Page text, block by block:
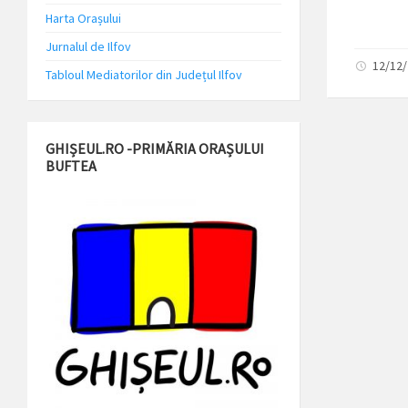
12/
Harta Orașului
Jurnalul de Ilfov
Tabloul Mediatorilor din Județul Ilfov
GHIȘEUL.RO -PRIMĂRIA ORAȘULUI
BUFTEA